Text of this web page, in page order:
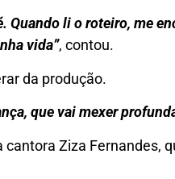
Quando li o roteiro, me
vida”, contou.
da produção.
que vai mexer
Ziza Fernandes,